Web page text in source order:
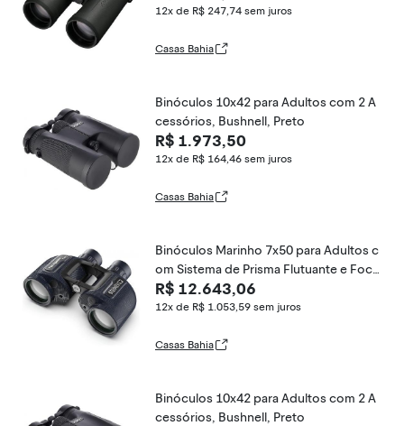
12x de R$ 247,74 sem juros
Casas Bahia
Binóculos 10x42 para Adultos com 2 A
cessórios, Bushnell, Preto
R$ 1.973,50
12x de R$ 164,46 sem juros
Casas Bahia
Binóculos Marinho 7x50 para Adultos c
om Sistema de Prisma Flutuante e Foco
Automático Esportivo, Steiner, Azul Mar
inho
R$ 12.643,06
12x de R$ 1.053,59 sem juros
Casas Bahia
Binóculos 10x42 para Adultos com 2 A
cessórios, Bushnell, Preto